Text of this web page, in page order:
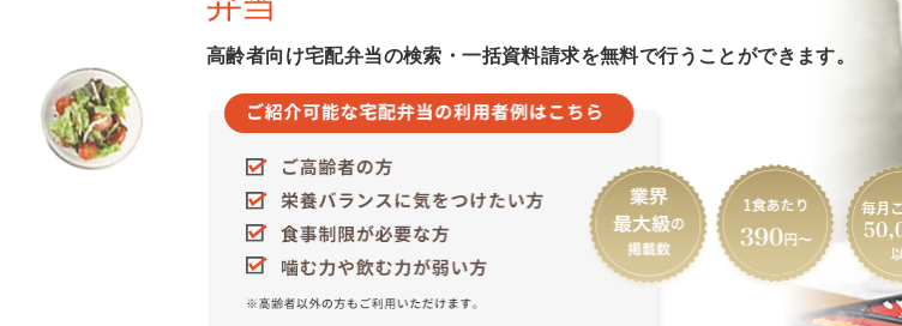
高齢者向け宅配弁当の検索・一括資料請求を無料で行うことができます。